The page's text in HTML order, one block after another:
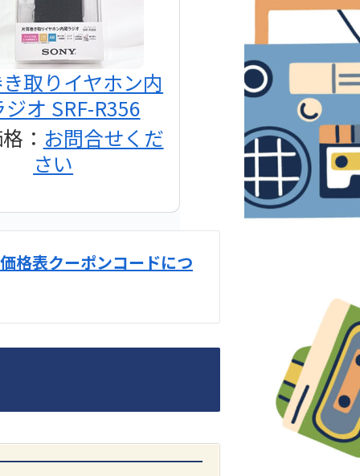
取りイヤホン内
オ SRF-R356
： お問合せくだ
さい
DENON
格表クーポンコードにつ